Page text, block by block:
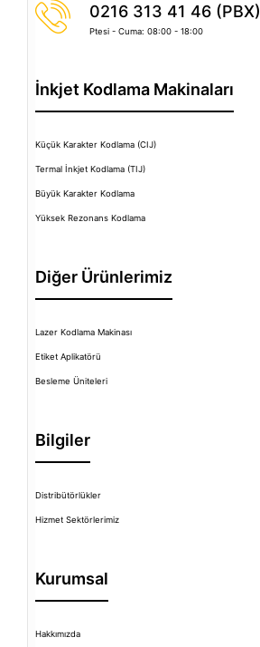
0216 313 41 46 (PBX)
Ptesi - Cuma: 08:00 - 18:00
İnkjet Kodlama Makinaları
Küçük Karakter Kodlama (CIJ)
Termal İnkjet Kodlama (TIJ)
Büyük Karakter Kodlama
Yüksek Rezonans Kodlama
Diğer Ürünlerimiz
Lazer Kodlama Makinası
Etiket Aplikatörü
Besleme Üniteleri
Bilgiler
Distribütörlükler
Hizmet Sektörlerimiz
Kurumsal
Hakkımızda